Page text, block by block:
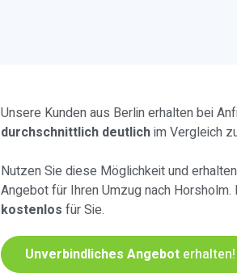
Unsere Kunden aus Berlin erhalten bei
durchschnittlich deutlichim Vergleich
Nutzen Sie diese Möglichkeit und
Angebot für Ihren Umzug nach Horsholm.
kostenlos für Sie.
Unverbindliches Angebot erhalten!